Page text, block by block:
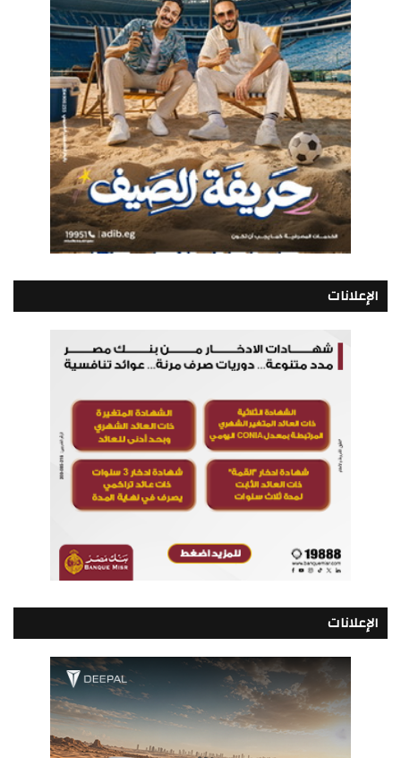
الإعلانات
الإعلانات